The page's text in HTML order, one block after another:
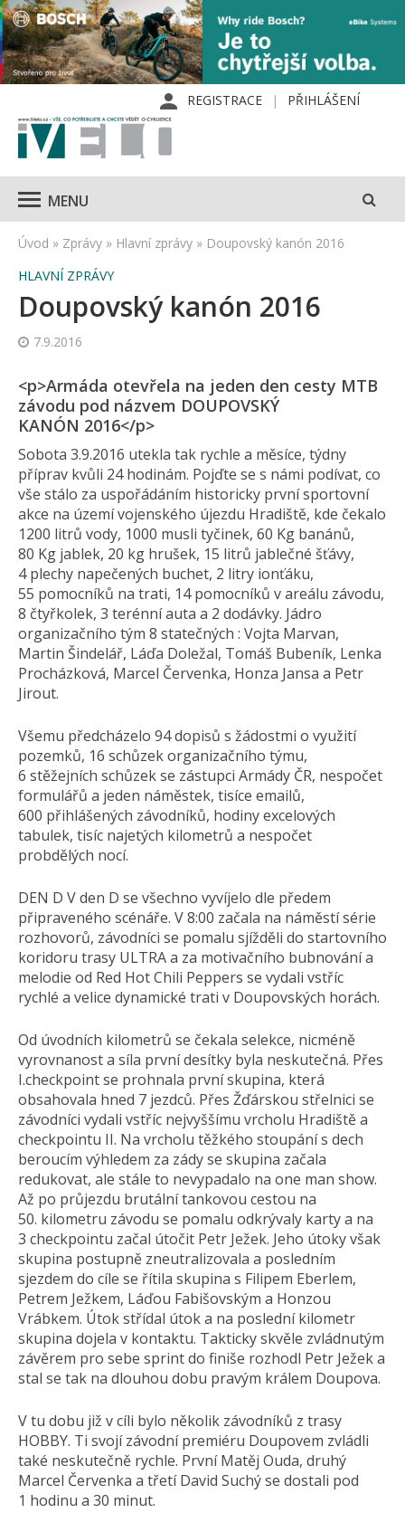
REGISTRACE PŘIHLÁŠENÍ
MENU
Úvod » Zprávy » Hlavní zprávy » Doupovský kanón 2016
HLAVNÍ ZPRÁVY
Doupovský kanón 2016
7.9.2016
<p>Armáda otevřela na jeden den cesty MTB
závodu pod názvem DOUPOVSKÝ
KANÓN 2016</p>
Sobota 3.9.2016 utekla tak rychle a měsíce, týdny
příprav kvůli 24 hodinám. Pojďte se s námi podívat, co
vše stálo za uspořádáním historicky první sportovní
akce na území vojenského újezdu Hradiště, kde čekalo
1200 litrů vody, 1000 musli tyčinek, 60 Kg banánů,
80 Kg jablek, 20 kg hrušek, 15 litrů jablečné šťávy,
4 plechy napečených buchet, 2 litry ionťáku,
55 pomocníků na trati, 14 pomocníků v areálu závodu,
8 čtyřkolek, 3 terénní auta a 2 dodávky. Jádro
organizačního tým 8 statečných : Vojta Marvan,
Martin Šindelář, Láďa Doležal, Tomáš Bubeník, Lenka
Procházková, Marcel Červenka, Honza Jansa a Petr
Jirout.
Všemu předcházelo 94 dopisů s žádostmi o využití
pozemků, 16 schůzek organizačního týmu,
6 stěžejních schůzek se zástupci Armády ČR, nespočet
formulářů a jeden náměstek, tisíce emailů,
600 přihlášených závodníků, hodiny excelových
tabulek, tisíc najetých kilometrů a nespočet
probdělých nocí.
DEN D V den D se všechno vyvíjelo dle předem
připraveného scénáře. V 8:00 začala na náměstí série
rozhovorů, závodníci se pomalu sjížděli do startovního
koridoru trasy ULTRA a za motivačního bubnování a
melodie od Red Hot Chili Peppers se vydali vstříc
rychlé a velice dynamické trati v Doupovských horách.
Od úvodních kilometrů se čekala selekce, nicméně
vyrovnanost a síla první desítky byla neskutečná. Přes
I.checkpoint se prohnala první skupina, která
obsahovala hned 7 jezdců. Přes Žďárskou střelnici se
závodníci vydali vstříc nejvyššímu vrcholu Hradiště a
checkpointu II. Na vrcholu těžkého stoupání s dech
beroucím výhledem za zády se skupina začala
redukovat, ale stále to nevypadalo na one man show.
Až po průjezdu brutální tankovou cestou na
50. kilometru závodu se pomalu odkrývaly karty a na
3 checkpointu začal útočit Petr Ježek. Jeho útoky však
skupina postupně zneutralizovala a posledním
sjezdem do cíle se řítila skupina s Filipem Eberlem,
Petrem Ježkem, Láďou Fabišovským a Honzou
Vrábkem. Útok střídal útok a na poslední kilometr
skupina dojela v kontaktu. Takticky skvěle zvládnutým
závěrem pro sebe sprint do finiše rozhodl Petr Ježek a
stal se tak na dlouhou dobu pravým králem Doupova.
V tu dobu již v cíli bylo několik závodníků z trasy
HOBBY. Ti svojí závodní premiéru Doupovem zvládli
také neskutečně rychle. První Matěj Ouda, druhý
Marcel Červenka a třetí David Suchý se dostali pod
1 hodinu a 30 minut.